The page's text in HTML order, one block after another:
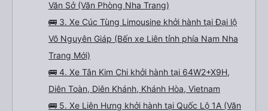
Văn Sở (Văn Phòng Nha Trang)
🚌 3. Xe Cúc Tùng Limousine khởi hành tại Đại lộ
Võ Nguyên Giáp (Bến xe Liên tỉnh phía Nam Nha
Trang Mới)
🚌 4. Xe Tân Kim Chi khởi hành tại 64W2+X9H,
Diên Toàn, Diên Khánh, Khánh Hòa, Vietnam
🚌 5. Xe Liên Hưng khởi hành tại Quốc Lộ 1A (Văn